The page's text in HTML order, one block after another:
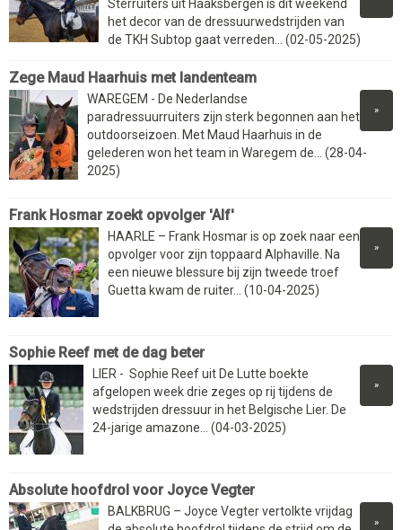
Sterruiters uit Haaksbergen is dit weekend
het decor van de dressuurwedstrijden van
de TKH Subtop gaat verreden... (02-05-2025)
Zege Maud Haarhuis met landenteam
»
WAREGEM - De Nederlandse
paradressuurruiters zijn sterk begonnen aan het
outdoorseizoen. Met Maud Haarhuis in de
gelederen won het team in Waregem de... (28-04-
2025)
Frank Hosmar zoekt opvolger 'Alf'
»
HAARLE – Frank Hosmar is op zoek naar een
opvolger voor zijn toppaard Alphaville. Na
een nieuwe blessure bij zijn tweede troef
Guetta kwam de ruiter... (10-04-2025)
Sophie Reef met de dag beter
»
LIER - Sophie Reef uit De Lutte boekte
afgelopen week drie zeges op rij tijdens de
wedstrijden dressuur in het Belgische Lier. De
24-jarige amazone... (04-03-2025)
Absolute hoofdrol voor Joyce Vegter
»
BALKBRUG – Joyce Vegter vertolkte vrijdag